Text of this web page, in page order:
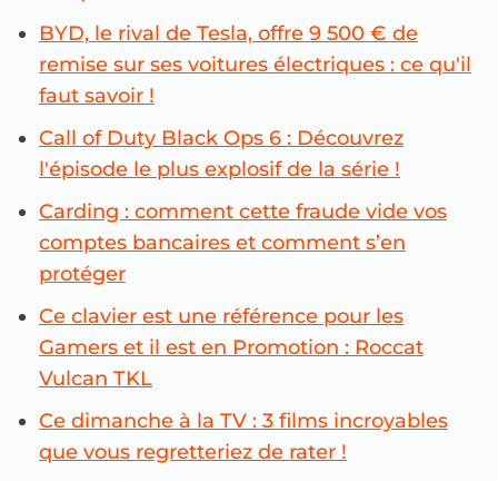
BYD, le rival de Tesla, offre 9 500 € de
remise sur ses voitures électriques : ce qu'il
faut savoir !
Call of Duty Black Ops 6 : Découvrez
l'épisode le plus explosif de la série !
Carding : comment cette fraude vide vos
comptes bancaires et comment s’en
protéger
Ce clavier est une référence pour les
Gamers et il est en Promotion : Roccat
Vulcan TKL
Ce dimanche à la TV : 3 films incroyables
que vous regretteriez de rater !